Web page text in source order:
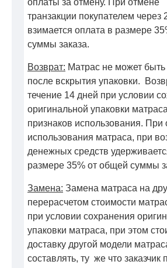
оплаты за отмену. При отмене
транзакции покупателем через
взимается оплата в размере
суммы заказа.
Возврат: Матрас не может
после вскрытия упаковки.
течение 14 дней при условии
оригинальной упаковки
признаков использования. При
использования матраса, при
денежных средств
размере 35% от общей суммы
Замена: Замена матраса на
перерасчетом стоимости
при условии сохранения
упаковки матраса, при этом
доставку другой модели
составлять, ту же что заказчик